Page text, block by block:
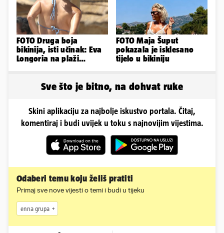
FOTO Druga boja
bikinija, isti učinak: Eva
Longoria na plaži
FOTO Maja Šuput
pokazala je isklesano
tijelo u bikiniju
Sve što je bitno, na dohvat ruke
Skini aplikaciju za najbolje iskustvo portala. Čitaj,
komentiraj i budi uvijek u toku s najnovijim vijestima.
Odaberi temu koju želiš pratiti
Primaj sve nove vijesti o temi i budi u tijeku
enna grupa